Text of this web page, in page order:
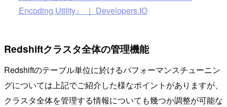
Encoding Utility』 ｜ Developers.IO
Redshiftクラスタ全体の管理機能
Redshiftのテーブル単位に於けるパフォーマンスチューニン
グについては上記でご紹介した様なポイントがありますが、
クラスタ全体を管理する情報についても幾つか調整が可能な